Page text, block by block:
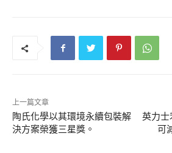
上一篇文章
陶氏化學以其環境永續包裝解
決方案榮獲三星獎。
英力士
可